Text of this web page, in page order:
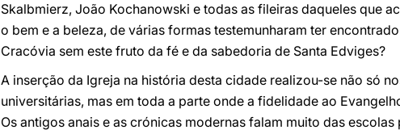
Skalbmierz, João Kochanowski e todas as fileiras daqueles que
o bem e a beleza, de várias formas testemunharam ter
Cracóvia sem este fruto da fé e da sabedoria de Santa Edviges?
A inserção da Igreja na história desta cidade realizou-se não só
universitárias, mas em toda a parte onde a fidelidade ao
Os antigos anais e as crónicas modernas falam muito das